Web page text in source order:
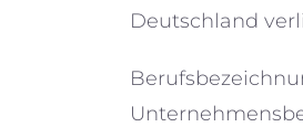
Deutschland